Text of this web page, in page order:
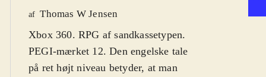
af Thomas W Jensen
Xbox 360. RPG af sandkassetypen.
PEGI-mærket 12. Den engelske tale
på ret højt niveau betyder, at man